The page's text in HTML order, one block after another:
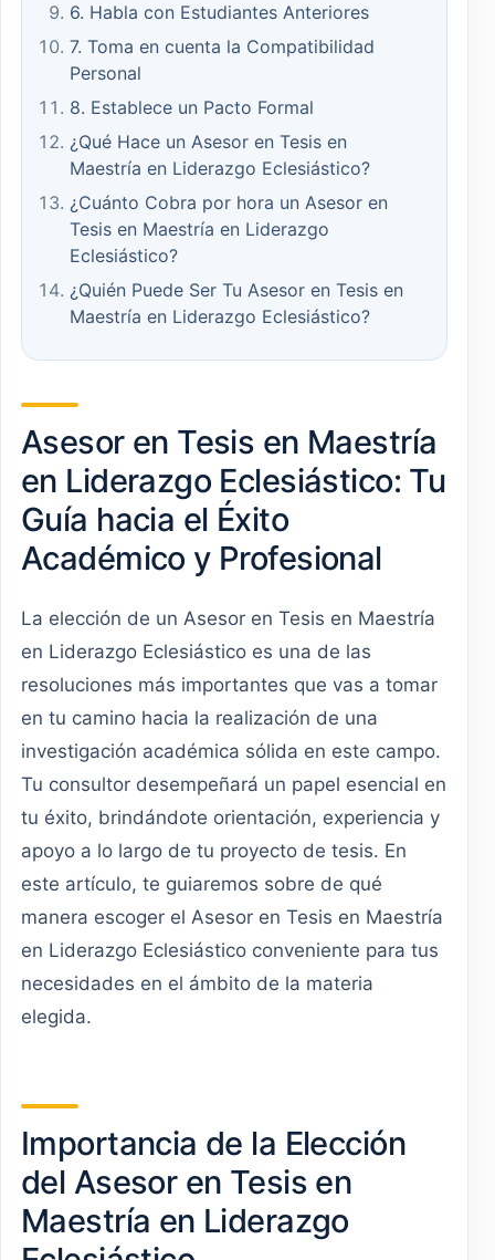
6. Habla con Estudiantes Anteriores
7. Toma en cuenta la Compatibilidad
Personal
8. Establece un Pacto Formal
¿Qué Hace un Asesor en Tesis en
Maestría en Liderazgo Eclesiástico?
¿Cuánto Cobra por hora un Asesor en
Tesis en Maestría en Liderazgo
Eclesiástico?
¿Quién Puede Ser Tu Asesor en Tesis en
Maestría en Liderazgo Eclesiástico?
Asesor en Tesis en Maestría
en Liderazgo Eclesiástico: Tu
Guía hacia el Éxito
Académico y Profesional
La elección de un Asesor en Tesis en Maestría
en Liderazgo Eclesiástico es una de las
resoluciones más importantes que vas a tomar
en tu camino hacia la realización de una
investigación académica sólida en este campo.
Tu consultor desempeñará un papel esencial en
tu éxito, brindándote orientación, experiencia y
apoyo a lo largo de tu proyecto de tesis. En
este artículo, te guiaremos sobre de qué
manera escoger el Asesor en Tesis en Maestría
en Liderazgo Eclesiástico conveniente para tus
necesidades en el ámbito de la materia
elegida.
Importancia de la Elección
del Asesor en Tesis en
Maestría en Liderazgo